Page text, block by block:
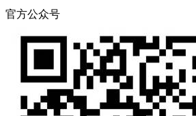
官方公众号